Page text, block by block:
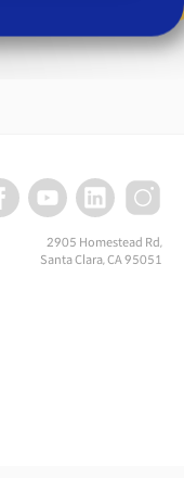
2905 Homestead Rd,
Santa Clara, CA 95051